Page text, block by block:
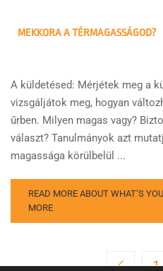
MEKKORA A TÉRMAGASSÁGOD?
A küldetésed: Mérjétek meg a
vizsgáljátok meg, hogyan
űrben. Milyen magas vagy?
választ? Tanulmányok azt
magassága körülbelül ...
READ MORE ABOUT WHAT’S
MORE
1